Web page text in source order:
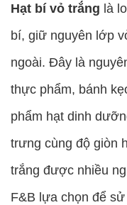
Hạt bí vỏ trắng là
bí, giữ nguyên lớp
ngoài. Đây là
thực phẩm, bánh
phẩm hạt dinh
trưng cùng độ giòn
trắng được nhiều
F&B lựa chọn để